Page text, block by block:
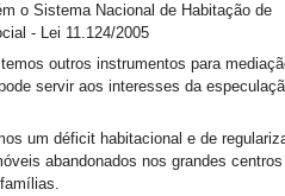
o Sistema Nacional de Habitação de
- Lei 11.124/2005
outros instrumentos para
servir aos interesses da
um déficit habitacional e de
abandonados nos grandes centros